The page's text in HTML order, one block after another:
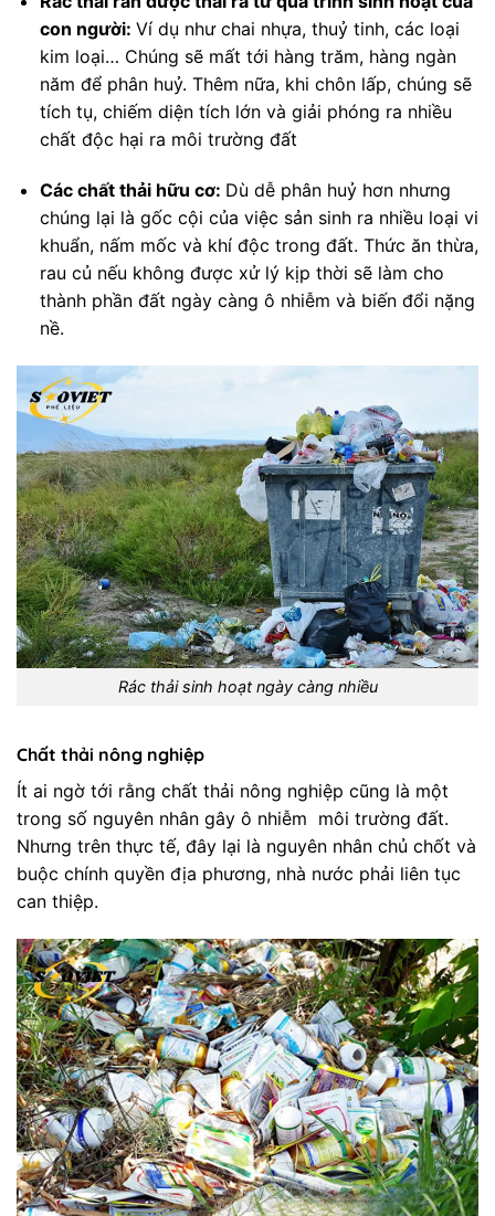
con người: Ví dụ như chai nhựa, thuỷ tinh, các loại
kim loại… Chúng sẽ mất tới hàng trăm, hàng ngàn
năm để phân huỷ. Thêm nữa, khi chôn lấp, chúng sẽ
tích tụ, chiếm diện tích lớn và giải phóng ra nhiều
chất độc hại ra môi trường đất
Các chất thải hữu cơ: Dù dễ phân huỷ hơn nhưng
chúng lại là gốc cội của việc sản sinh ra nhiều loại vi
khuẩn, nấm mốc và khí độc trong đất. Thức ăn thừa,
rau củ nếu không được xử lý kịp thời sẽ làm cho
thành phần đất ngày càng ô nhiễm và biến đổi nặng
nề.
Rác thải sinh hoạt ngày càng nhiều
Chất thải nông nghiệp
Ít ai ngờ tới rằng chất thải nông nghiệp cũng là một
trong số nguyên nhân gây ô nhiễm môi trường đất.
Nhưng trên thực tế, đây lại là nguyên nhân chủ chốt và
buộc chính quyền địa phương, nhà nước phải liên tục
can thiệp.